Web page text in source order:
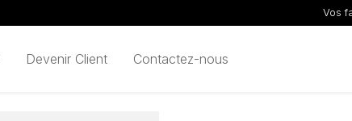
Vos
Devenir Client Contactez-nous